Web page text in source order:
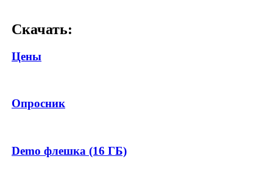
Скачать:
Цены
Опросник
Demo флешка (16 ГБ)